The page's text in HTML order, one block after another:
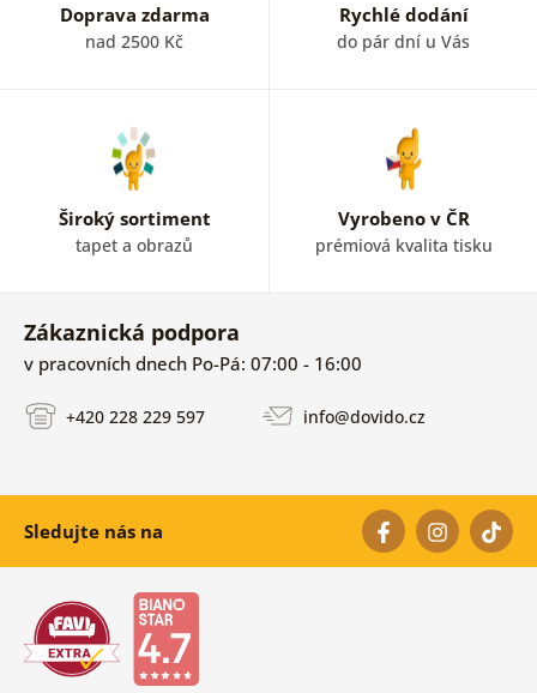
Doprava zdarma
nad 2500 Kč
Rychlé dodání
do pár dní u Vás
Široký sortiment
tapet a obrazů
Vyrobeno v ČR
prémiová kvalita tisku
Zákaznická podpora
v pracovních dnech Po-Pá: 07:00 - 16:00
+420 228 229 597 info@dovido.cz
Sledujte nás na